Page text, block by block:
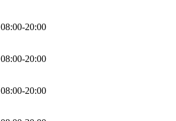
08:00-20:00
08:00-20:00
08:00-20:00